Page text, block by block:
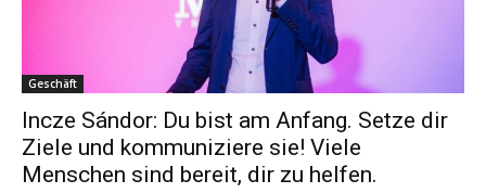
Geschäft
Incze Sándor: Du bist am Anfang. Setze dir
Ziele und kommuniziere sie! Viele
Menschen sind bereit, dir zu helfen.